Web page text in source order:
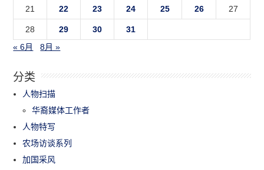
21 22 23 24 25 26 27
28 29 30
31
« 6月
8月 »
分类
人物扫描
华裔媒体工作者
人物特写
农场访谈系列
加国采风